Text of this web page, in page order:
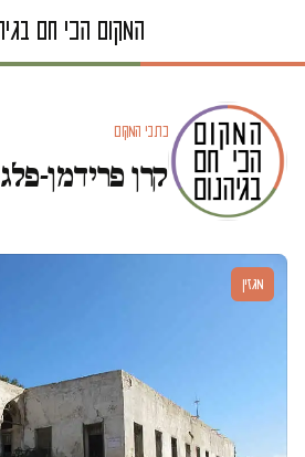
כתבי המקום
קרן פרידמן-פלג
מגזין